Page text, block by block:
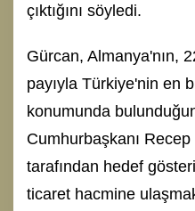
çıktığını söyledi.
Gürcan, Almanya'nın,
payıyla Türkiye'nin en
konumunda
Cumhurbaşkanı
tarafından hedef
ticaret hacmine